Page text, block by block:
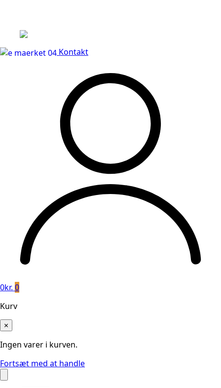
Kontakt
0kr. 0
Kurv
×
Ingen varer i kurven.
Fortsæt med at handle